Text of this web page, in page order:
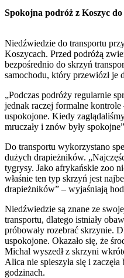
Spokojna podróż z Koszyc
Niedźwiedzie do transportu
Koszycach. Przed podróżą
bezpośrednio do skrzyń
samochodu, który przewiózł je
„Podczas podróży regularnie
jednak raczej formalne
uspokojone. Kiedy
mruczały i znów były
Do transportu wykorzystano
dużych drapieżników.
tygrysy. Jako afrykańskie zoo
właśnie ten typ skrzyń jest
drapieżników” – wyjaśniają
Niedźwiedzie są znane ze
transportu, dlatego istniały
próbowały rozebrać skrzynie.
uspokojone. Okazało się, że
Michal wyszedł z skrzyni
Alica nie spieszyła się i
godzinach.